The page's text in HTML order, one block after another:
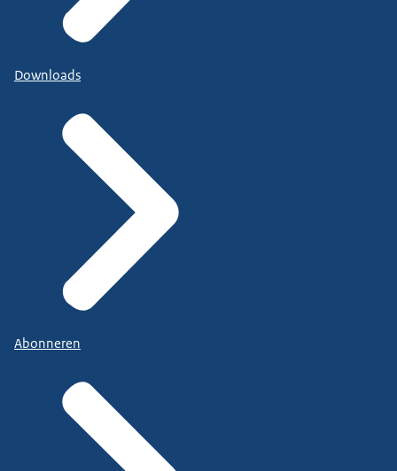
Downloads
Abonneren